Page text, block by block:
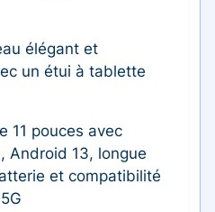
élégant et
un étui à tablette
11 pouces avec
Android 13, longue
et compatibilité